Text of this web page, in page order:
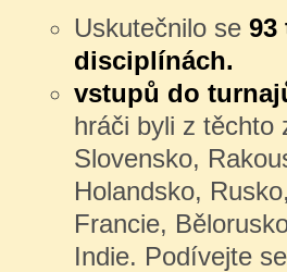
Uskutečnilo se 93
disciplínách.
vstupů do
hráči byli z těchto
Slovensko,
Holandsko,
Francie,
Indie. Podívejte